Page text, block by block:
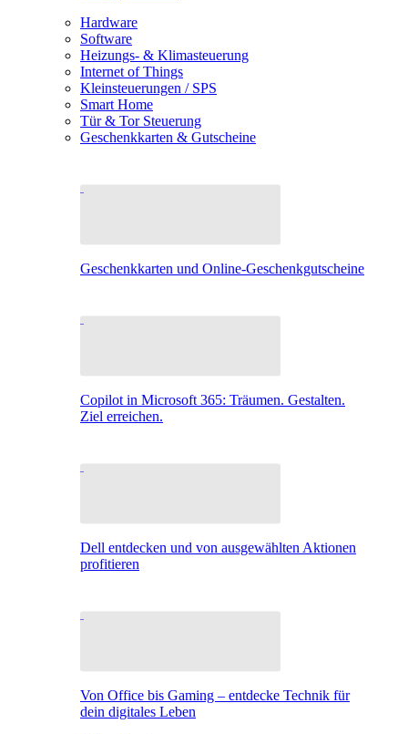
Hardware
Software
Heizungs- & Klimasteuerung
Internet of Things
Kleinsteuerungen / SPS
Smart Home
Tür & Tor Steuerung
Geschenkkarten & Gutscheine
Geschenkkarten und Online-Geschenkgutscheine
Copilot in Microsoft 365: Träumen. Gestalten.
Ziel erreichen.
Dell entdecken und von ausgewählten Aktionen
profitieren
Von Office bis Gaming – entdecke Technik für
dein digitales Leben